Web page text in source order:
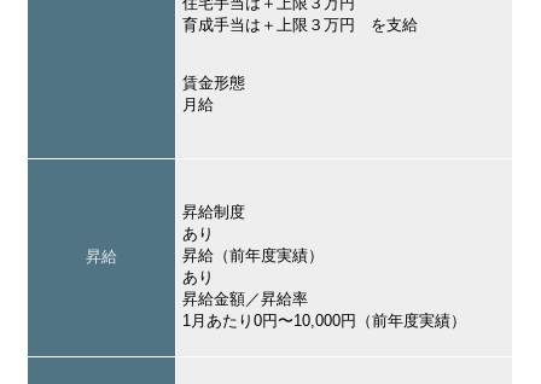
育成手当は＋上限３万円 を支給
賃金形態
月給
昇給
昇給制度
あり
昇給（前年度実績）
あり
昇給金額／昇給率
1月あたり0円〜10,000円（前年度実績）